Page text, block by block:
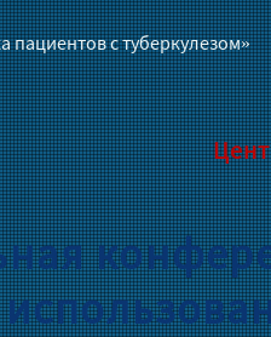
пациентов с туберкулезом»